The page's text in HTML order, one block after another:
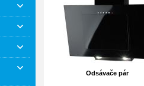
Odsávače pár